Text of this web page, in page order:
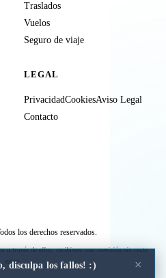
disculpa los fallos! :) ×
Traslados
Vuelos
Seguro de viaje
LEGAL
PrivacidadCookiesAviso Legal
Contacto
los derechos reservados.
a través de ellos, recibimos una comisión sin coste
extra.